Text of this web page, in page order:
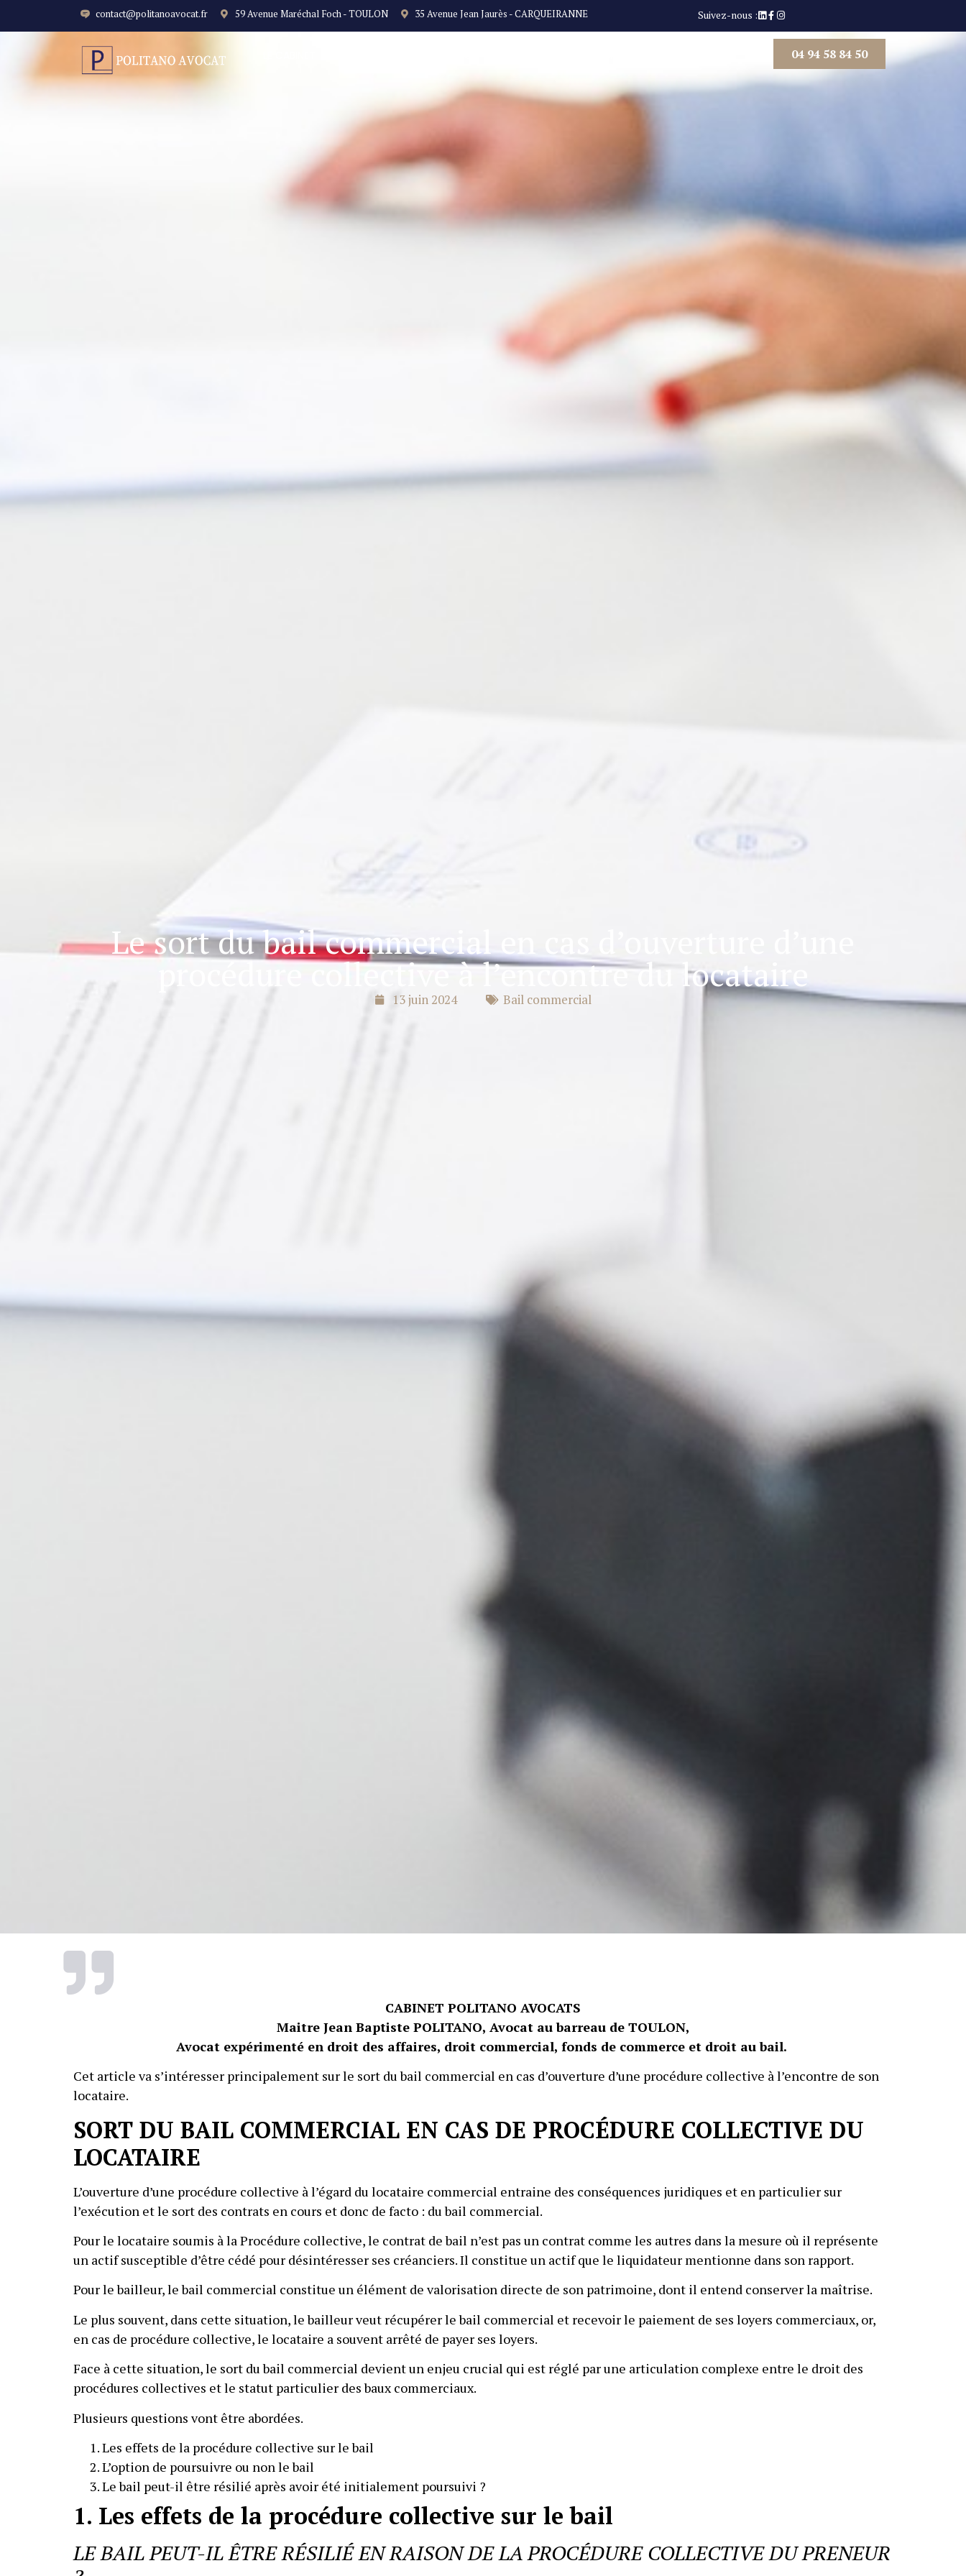
contact@politanoavocat.fr 59 Avenue Maréchal Foch - TOULON 35 Avenue Jean Jaurès - CARQUEIRANNE Suivez-nous :
04 94 58 84 50
Le sort du bail commercial en cas d’ouverture d’une
procédure collective à l’encontre du locataire
13 juin 2024 Bail commercial
CABINET POLITANO AVOCATS
Maitre Jean Baptiste POLITANO, Avocat au barreau de TOULON,
Avocat expérimenté en droit des affaires, droit commercial, fonds de commerce et droit au bail.
Cet article va s’intéresser principalement sur le sort du bail commercial en cas d’ouverture d’une procédure collective à l’encontre de son
locataire.
SORT DU BAIL COMMERCIAL EN CAS DE PROCÉDURE COLLECTIVE DU
LOCATAIRE
L’ouverture d’une procédure collective à l’égard du locataire commercial entraine des conséquences juridiques et en particulier sur
l’exécution et le sort des contrats en cours et donc de facto : du bail commercial.
Pour le locataire soumis à la Procédure collective, le contrat de bail n’est pas un contrat comme les autres dans la mesure où il représente
un actif susceptible d’être cédé pour désintéresser ses créanciers. Il constitue un actif que le liquidateur mentionne dans son rapport.
Pour le bailleur, le bail commercial constitue un élément de valorisation directe de son patrimoine, dont il entend conserver la maîtrise.
Le plus souvent, dans cette situation, le bailleur veut récupérer le bail commercial et recevoir le paiement de ses loyers commerciaux, or,
en cas de procédure collective, le locataire a souvent arrêté de payer ses loyers.
Face à cette situation, le sort du bail commercial devient un enjeu crucial qui est réglé par une articulation complexe entre le droit des
procédures collectives et le statut particulier des baux commerciaux.
Plusieurs questions vont être abordées.
Les effets de la procédure collective sur le bail
L’option de poursuivre ou non le bail
Le bail peut-il être résilié après avoir été initialement poursuivi ?
1. Les effets de la procédure collective sur le bail
LE BAIL PEUT-IL ÊTRE RÉSILIÉ EN RAISON DE LA PROCÉDURE COLLECTIVE DU PRENEUR